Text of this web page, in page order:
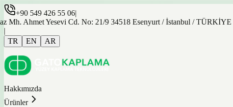
+90 549 426 55 06|
Yesevi Cd. No: 21/9 34518 Esenyurt / İstanbul / TÜRKİYE
|
TR
EN AR
Hakkımızda
Ürünler